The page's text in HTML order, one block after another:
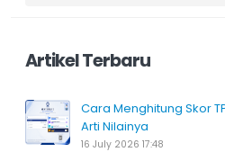
Artikel Terbaru
Cara Menghitung Skor
Arti Nilainya
16 July 2026 17:48